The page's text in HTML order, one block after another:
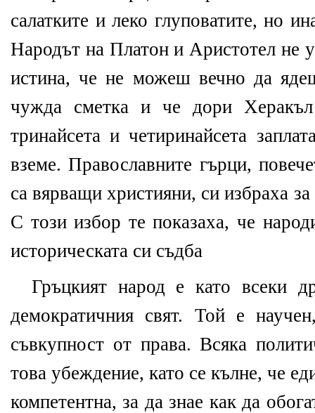
салатките и леко глуповатите, но
Народът на Платон и Аристотел не
истина, че не можеш вечно да
чужда сметка и че дори
тринайсета и четиринайсета
вземе. Православните гърци,
са вярващи християни, си избраха
С този избор те показаха, че
историческата си съдба
Гръцкият народ е като всеки
демократичния свят. Той е
съвкупност от права. Всяка
това убеждение, като се кълне, че
компетентна, за да знае как да